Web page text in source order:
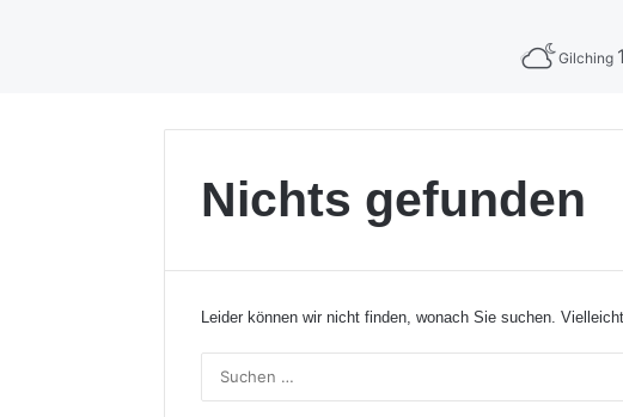
Gilching
Nichts gefunden
Leider können wir nicht finden, wonach Sie suchen.